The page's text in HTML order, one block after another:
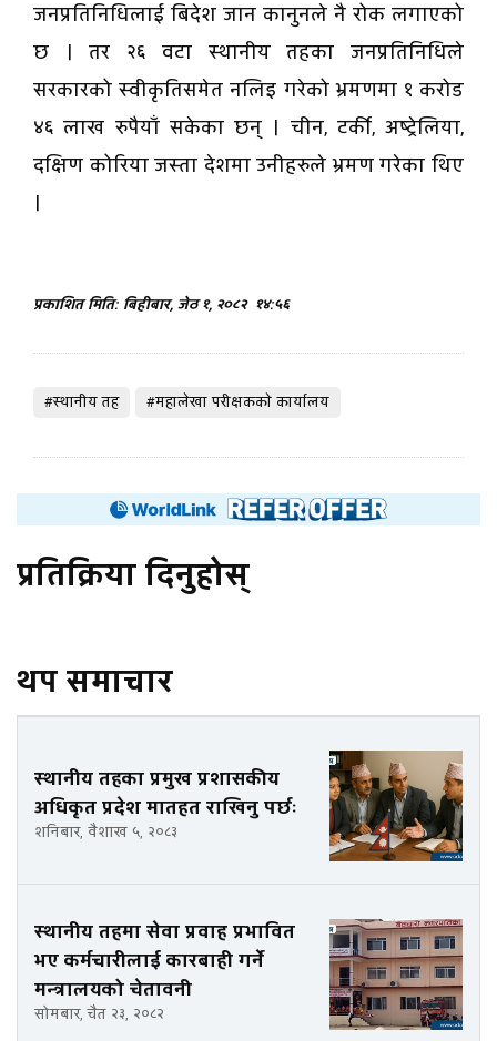
जनप्रतिनिधिलाई बिदेश जान कानुनले नै रोक लगाएको
छ । तर २६ वटा स्थानीय तहका जनप्रतिनिधिले
सरकारको स्वीकृतिसमेत नलिइ गरेको भ्रमणमा १ करोड
४६ लाख रुपैयाँ सकेका छन् । चीन, टर्की, अष्ट्रेलिया,
दक्षिण कोरिया जस्ता देशमा उनीहरुले भ्रमण गरेका थिए
।
प्रकाशित मिति: बिहीबार, जेठ १, २०८२ १४:५६
#स्थानीय तह #महालेखा परीक्षककाे कार्यालय
प्रतिक्रिया दिनुहोस्
थप समाचार
स्थानीय तहका प्रमुख प्रशासकीय
अधिकृत प्रदेश मातहत राखिनु पर्छः
शनिबार, वैशाख ५, २०८३
स्थानीय तहमा सेवा प्रवाह प्रभावित
भए कर्मचारीलाई कारबाही गर्ने
मन्त्रालयको चेतावनी
सोमबार, चैत २३, २०८२